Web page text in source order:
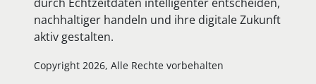
nachhaltiger handeln und ihre digitale Zukunft
aktiv gestalten.
Copyright 2026, Alle Rechte vorbehalten